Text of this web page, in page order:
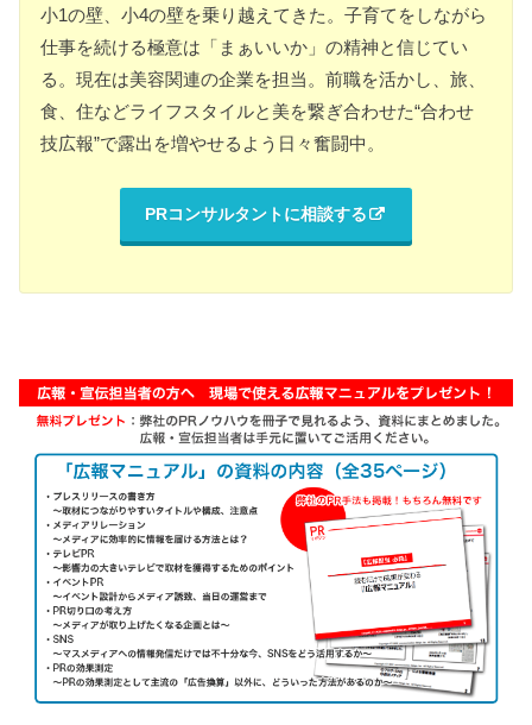
小1の壁、小4の壁を乗り越えてきた。子育てをしながら
仕事を続ける極意は「まぁいいか」の精神と信じてい
る。現在は美容関連の企業を担当。前職を活かし、旅、
食、住などライフスタイルと美を繋ぎ合わせた“合わせ
技広報”で露出を増やせるよう日々奮闘中。
PRコンサルタントに相談する